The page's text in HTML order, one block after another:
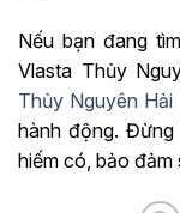
Nếu bạn đang
Vlasta Thủy
Thủy Nguyên Hải
hành động.
hiếm có, bảo đảm